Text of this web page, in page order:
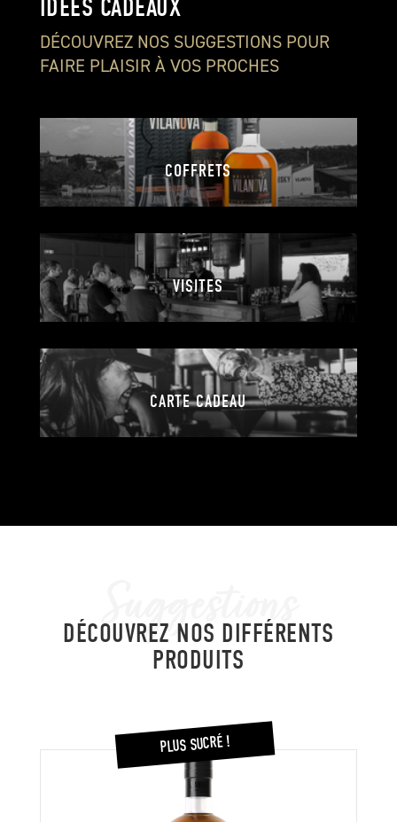
IDÉES CADEAUX
DÉCOUVREZ NOS SUGGESTIONS POUR
FAIRE PLAISIR À VOS PROCHES
COFFRETS
VISITES
CARTE CADEAU
Suggestions
DÉCOUVREZ NOS DIFFÉRENTS
PRODUITS
PLUS SUCRÉ !